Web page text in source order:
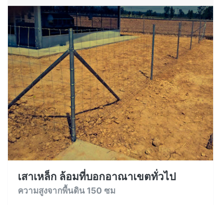
เสาเหล็ก ล้อมที่บอกอาณาเขตทั่วไป
ความสูงจากพื้นดิน 150 ซม